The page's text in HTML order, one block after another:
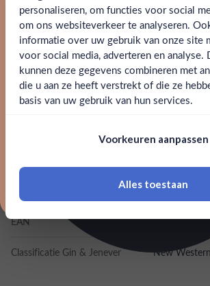
Ben jij 18 jaar of
Ja
18 jaar of ouder zijn
verfijnde keuze voor ginliefhebbers met
oceaan.
SPECIFICATIES
Alcohol 42.00%
Monaco
EAN
Classificatie Gin & Jenever New Western
personaliseren, om functies voor social
om ons websiteverkeer te analyseren.
informatie over uw gebruik van onze site
voor social media, adverteren en analyse.
kunnen deze gegevens combineren met
die u aan ze heeft verstrekt of die ze
basis van uw gebruik van hun services.
Voorkeuren aanpassen
Alles toestaan
bestelling.
Email
Claim mijn korting